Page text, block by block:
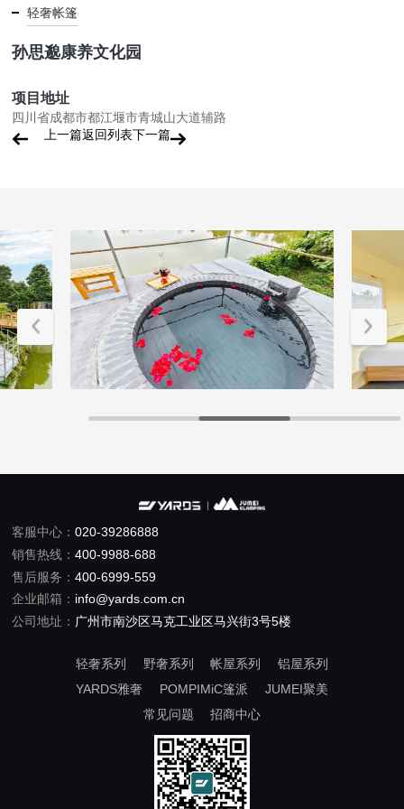
轻奢帐篷
孙思邈康养文化园
项目地址
四川省成都市都江堰市青城山大道辅路
上一篇返回列表下一篇
客服中心：020-39286888
销售热线：400-9988-688
售后服务：400-6999-559
企业邮箱： info@yards.com.cn
公司地址： 广州市南沙区马克工业区马兴街3号5楼
轻奢系列 野奢系列 帐屋系列
铝屋系列
YARDS雅奢
POMPIMiC篷派
JUMEI聚美
常见问题
招商中心